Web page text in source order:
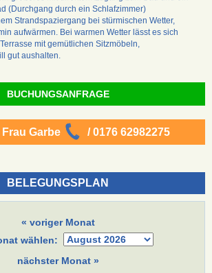
(Durchgang durch ein Schlafzimmer)
Strandspaziergang bei stürmischen Wetter,
aufwärmen. Bei warmen Wetter lässt es sich
mit gemütlichen Sitzmöbeln,
gut aushalten.
BUCHUNGSANFRAGE
Garbe / 0176 62982275
BELEGUNGSPLAN
« voriger Monat
wählen:
nächster Monat »